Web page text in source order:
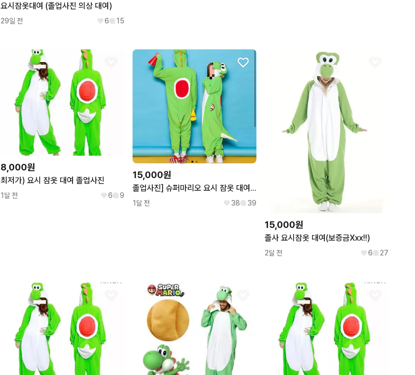
요시잠옷대여 (졸업사진 의상 대여)
29일 전 6 15
8,000원
최저가) 요시 잠옷 대여 졸업사진
1달 전 6 9
15,000원
졸업사진] 슈퍼마리오 요시 잠옷 대여 / 졸사 코스프레 의상
1달 전 38 39
15,000원
졸사 요시잠옷 대여(보증금Xxx!!)
2달 전 6 27